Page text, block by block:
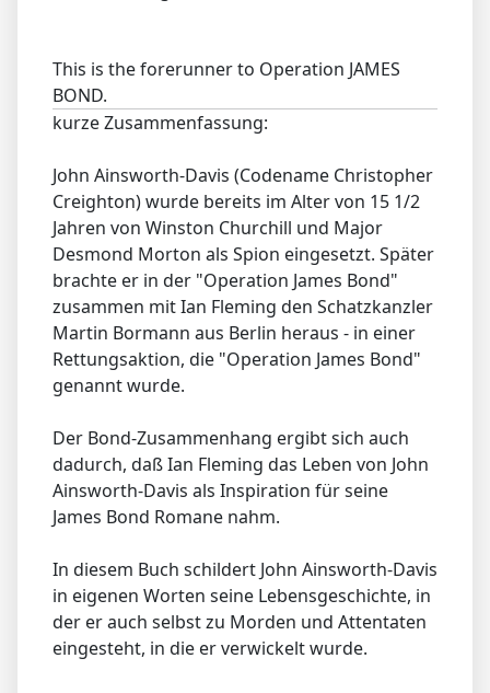
This is the forerunner to Operation JAMES
BOND.
kurze Zusammenfassung:
John Ainsworth-Davis (Codename Christopher
Creighton) wurde bereits im Alter von 15 1/2
Jahren von Winston Churchill und Major
Desmond Morton als Spion eingesetzt. Später
brachte er in der "Operation James Bond"
zusammen mit Ian Fleming den Schatzkanzler
Martin Bormann aus Berlin heraus - in einer
Rettungsaktion, die "Operation James Bond"
genannt wurde.
Der Bond-Zusammenhang ergibt sich auch
dadurch, daß Ian Fleming das Leben von John
Ainsworth-Davis als Inspiration für seine
James Bond Romane nahm.
In diesem Buch schildert John Ainsworth-Davis
in eigenen Worten seine Lebensgeschichte, in
der er auch selbst zu Morden und Attentaten
eingesteht, in die er verwickelt wurde.